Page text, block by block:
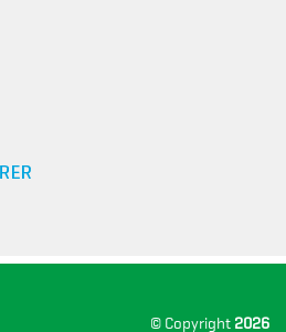
© Copyright 2026